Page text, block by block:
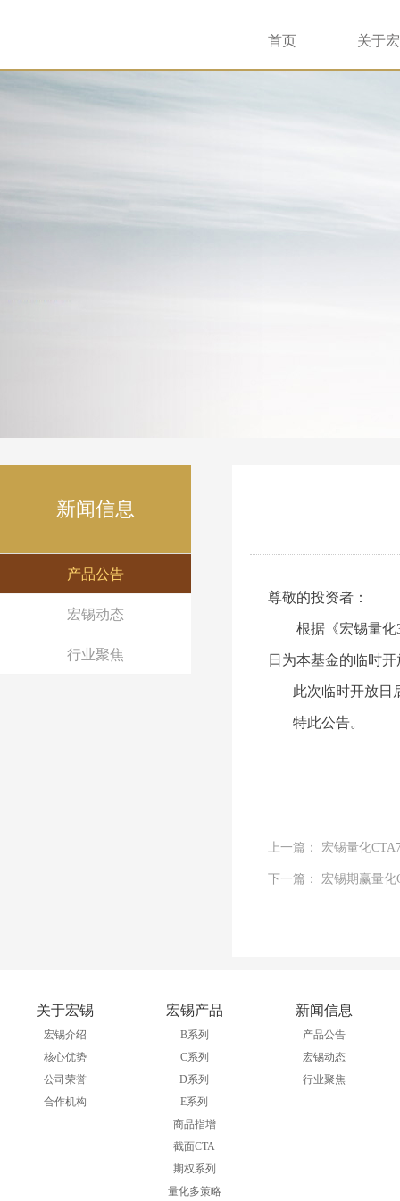
首页 关于
新闻信息
产品公告
宏锡动态
行业聚焦
尊敬的投资者：
根据《宏锡量
日为本基金的临时
此次临时开放日后
特此公告。
上一篇： 宏锡量化
下一篇： 宏锡期赢量
关于宏锡
宏锡介绍
核心优势
公司荣誉
合作机构
宏锡产品
B系列
C系列
D系列
E系列
商品指增
截面CTA
期权系列
量化多策略
新闻信息
产品公告
宏锡动态
行业聚焦